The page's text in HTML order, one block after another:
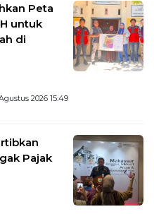
Peta
untuk
di
2026 15:49
Pajak